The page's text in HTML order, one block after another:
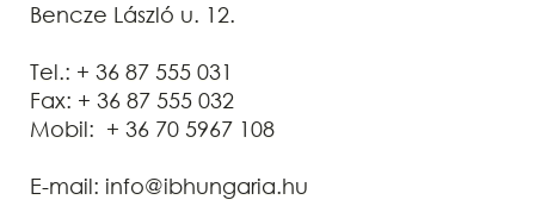
Bencze László u. 12.
Tel.: + 36 87 555 031
Fax: + 36 87 555 032
Mobil: + 36 70 5967 108
E-mail: info@ibhungaria.hu